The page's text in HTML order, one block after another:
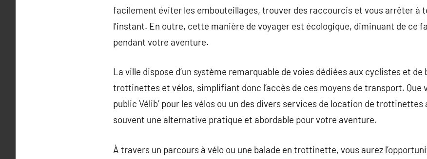
facilement éviter les embouteillages, trouver des raccourcis et vous arrêter à
l’instant. En outre, cette manière de voyager est écologique, diminuant de ce
pendant votre aventure.
La ville dispose d’un système remarquable de voies dédiées aux cyclistes et
trottinettes et vélos, simplifiant donc l’accès de ces moyens de transport. Que
public Vélib’ pour les vélos ou un des divers services de location de trottinettes
souvent une alternative pratique et abordable pour votre aventure.
À travers un parcours à vélo ou une balade en trottinette, vous aurez